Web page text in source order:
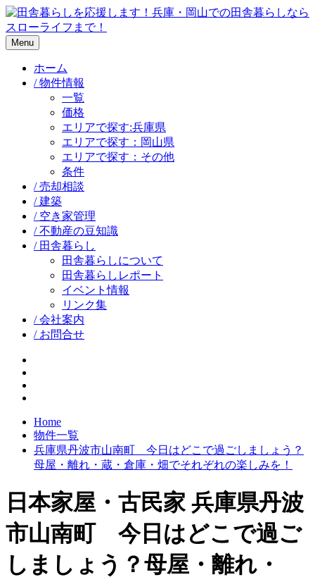
Menu
ホーム
/ 物件情報
一覧
価格
エリアで探す:兵庫県
エリアで探す：岡山県
エリアで探す：その他
条件
/ 売却相談
/ 建築
/ 空き家管理
/ 不動産の豆知識
/ 田舎暮らし
田舎暮らしについて
田舎暮らしレポート
イベント情報
リンク集
/ 会社案内
/ お問合せ
Home
物件一覧
兵庫県丹波市山南町 今日はどこで過ごしましょう？
母屋・離れ・蔵・倉庫・畑でそれぞれの楽しみを！
日本家屋・古民家兵庫県丹波
市山南町 今日はどこで過ご
しましょう？母屋・離れ・